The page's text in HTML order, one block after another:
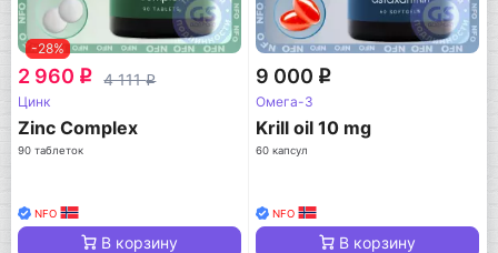
-28%
2 960 q 4 111q
Цинк
Zinc Complex
90 таблеток
NFO
В корзину
9 000 q
Омега-3
Krill oil 10 mg
60 капсул
NFO
В корзину